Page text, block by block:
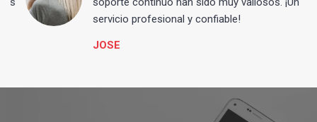
servicio profesional y confiable!
JOSE